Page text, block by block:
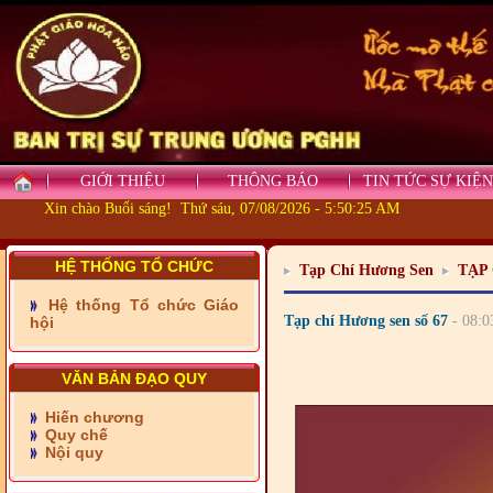
GIỚI THIỆU THÔNG BÁO
TIN TỨC SỰ KIỆN
Xin chào Buổi sáng! Thứ sáu, 07/08/2026 - 5:50:27 AM
HỆ THỐNG TỔ CHỨC
Hệ thống Tổ chức Giáo
hội
VĂN BẢN ĐẠO QUY
Hiến chương
Quy chế
Nội quy
- Những tấm lòng thiện
nguyện vùng biên
- BAN TRỊ SỰ XÃ ĐẠI
PHƯỚC TỈNH ĐỒNG NAI
TIẾP SỨC ĐẾN TRƯỜNG
- Xã Châu Phú khánh
thành cầu Kênh 7 - Nam
kênh Quốc Gia
- Xã Phú Lâm bàn giao 9
căn nhà Đại đoàn kết
- KHỞI CÔNG XÂY CẦU
RẠCH SÚC XÃ MỸ THUẬN
TỈNH VĨNH LONG
- CẦU ĐÌNH CỎ TÚC XÃ
VĨNH HẬU ĐÃ ĐƯỢC SỬA
CHỮA
Tạp Chí Hương Sen TẠP
Tạp chí Hương sen số 67 -